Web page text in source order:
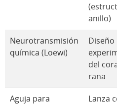
anillo)
Neurotransmisión
química (Loewi)
Diseño
del
rana
Aguja para
Lanza